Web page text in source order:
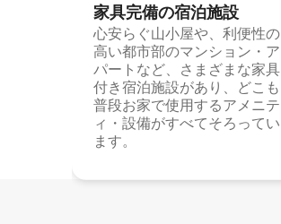
家具完備の宿⁠泊⁠施⁠設
心安らぐ山小屋や、利便性の
高い都市部のマンション・ア
パートなど、さまざまな家具
付き宿泊施設があり、どこも
普段お家で使用するアメニテ
ィ・設備がすべてそろってい
ます。